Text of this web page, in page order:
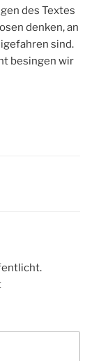
des Textes
denken, an
sind.
besingen wir